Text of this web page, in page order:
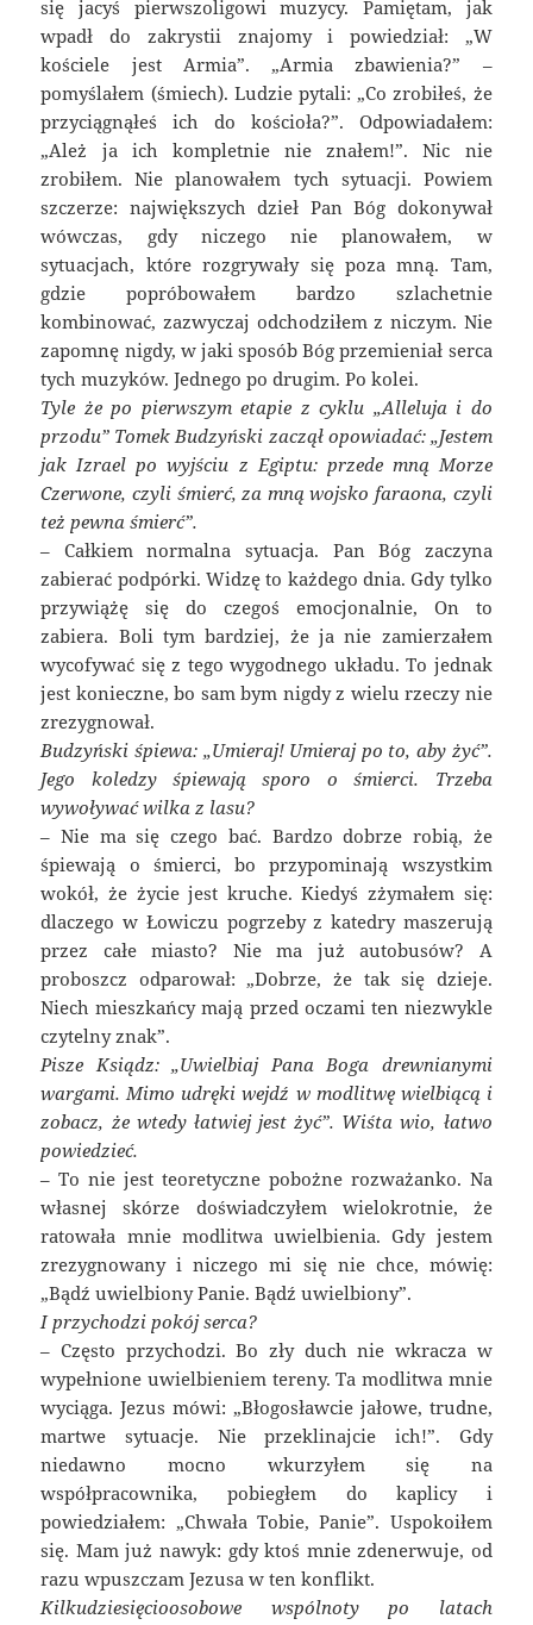
się jacyś pierwszoligowi muzycy. Pamiętam, jak
wpadł do zakrystii znajomy i powiedział: „W
kościele jest Armia”. „Armia zbawienia?” –
pomyślałem (śmiech). Ludzie pytali: „Co zrobiłeś, że
przyciągnąłeś ich do kościoła?”. Odpowiadałem:
„Ależ ja ich kompletnie nie znałem!”. Nic nie
zrobiłem. Nie planowałem tych sytuacji. Powiem
szczerze: największych dzieł Pan Bóg dokonywał
wówczas, gdy niczego nie planowałem, w
sytuacjach, które rozgrywały się poza mną. Tam,
gdzie popróbowałem bardzo szlachetnie
kombinować, zazwyczaj odchodziłem z niczym. Nie
zapomnę nigdy, w jaki sposób Bóg przemieniał serca
tych muzyków. Jednego po drugim. Po kolei.
Tyle że po pierwszym etapie z cyklu „Alleluja i do
przodu” Tomek Budzyński zaczął opowiadać: „Jestem
jak Izrael po wyjściu z Egiptu: przede mną Morze
Czerwone, czyli śmierć, za mną wojsko faraona, czyli
też pewna śmierć”.
– Całkiem normalna sytuacja. Pan Bóg zaczyna
zabierać podpórki. Widzę to każdego dnia. Gdy tylko
przywiążę się do czegoś emocjonalnie, On to
zabiera. Boli tym bardziej, że ja nie zamierzałem
wycofywać się z tego wygodnego układu. To jednak
jest konieczne, bo sam bym nigdy z wielu rzeczy nie
zrezygnował.
Budzyński śpiewa: „Umieraj! Umieraj po to, aby żyć”.
Jego koledzy śpiewają sporo o śmierci. Trzeba
wywoływać wilka z lasu?
– Nie ma się czego bać. Bardzo dobrze robią, że
śpiewają o śmierci, bo przypominają wszystkim
wokół, że życie jest kruche. Kiedyś zżymałem się:
dlaczego w Łowiczu pogrzeby z katedry maszerują
przez całe miasto? Nie ma już autobusów? A
proboszcz odparował: „Dobrze, że tak się dzieje.
Niech mieszkańcy mają przed oczami ten niezwykle
czytelny znak”.
Pisze Ksiądz: „Uwielbiaj Pana Boga drewnianymi
wargami. Mimo udręki wejdź w modlitwę wielbiącą i
zobacz, że wtedy łatwiej jest żyć”. Wiśta wio, łatwo
powiedzieć.
– To nie jest teoretyczne pobożne rozważanko. Na
własnej skórze doświadczyłem wielokrotnie, że
ratowała mnie modlitwa uwielbienia. Gdy jestem
zrezygnowany i niczego mi się nie chce, mówię:
„Bądź uwielbiony Panie. Bądź uwielbiony”.
I przychodzi pokój serca?
– Często przychodzi. Bo zły duch nie wkracza w
wypełnione uwielbieniem tereny. Ta modlitwa mnie
wyciąga. Jezus mówi: „Błogosławcie jałowe, trudne,
martwe sytuacje. Nie przeklinajcie ich!”. Gdy
niedawno mocno wkurzyłem się na
współpracownika, pobiegłem do kaplicy i
powiedziałem: „Chwała Tobie, Panie”. Uspokoiłem
się. Mam już nawyk: gdy ktoś mnie zdenerwuje, od
razu wpuszczam Jezusa w ten konflikt.
Kilkudziesięcioosobowe wspólnoty po latach